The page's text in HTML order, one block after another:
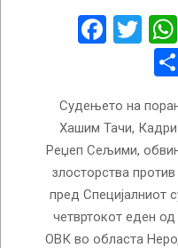
Судењето на
Хашим Тачи, Кадри
Реџеп Сељими,
злосторства
пред Специјалниот
четвртокот еден
ОВК во областа